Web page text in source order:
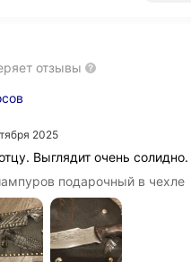
отзывы
2025
Выглядит очень солидно.
подарочный в чехле